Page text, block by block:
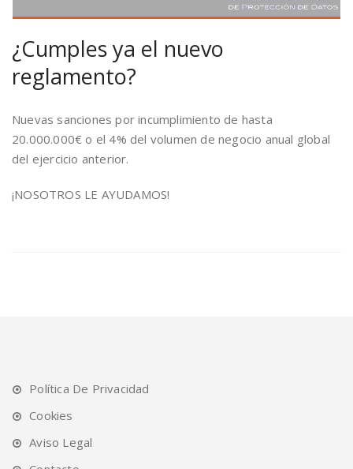
¿Cumples ya el nuevo
reglamento?
Nuevas sanciones por incumplimiento de hasta
20.000.000€ o el 4% del volumen de negocio anual global
del ejercicio anterior.
¡NOSOTROS LE AYUDAMOS!
Política De Privacidad
Cookies
Aviso Legal